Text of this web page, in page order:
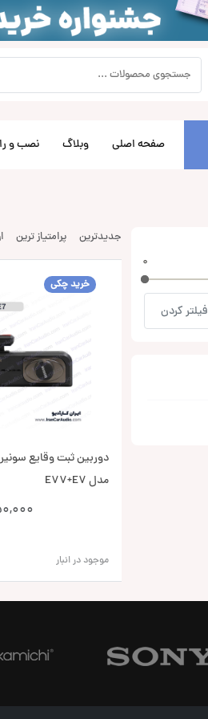
صفحه اصلی وبلاگ نصب و
0
0
فیلتر کردن
جدیدترین پرامتیاز ترین
خرید چکی
مدل E77+E7
موجود در انبار